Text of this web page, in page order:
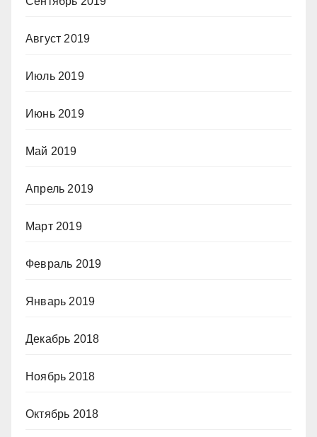
Август 2019
Июль 2019
Июнь 2019
Май 2019
Апрель 2019
Март 2019
Февраль 2019
Январь 2019
Декабрь 2018
Ноябрь 2018
Октябрь 2018